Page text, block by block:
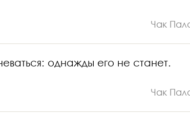
Чак
однажды его не станет.
Чак